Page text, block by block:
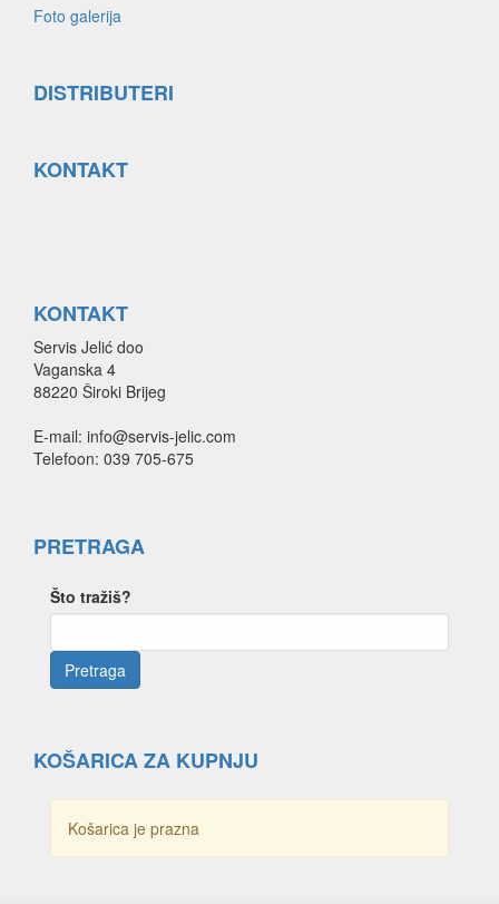
Foto galerija
DISTRIBUTERI
KONTAKT
KONTAKT
Servis Jelić doo
Vaganska 4
88220 Široki Brijeg
E-mail: info@servis-jelic.com
Telefoon: 039 705-675
PRETRAGA
Što tražiš?
KOŠARICA ZA KUPNJU
Košarica je prazna